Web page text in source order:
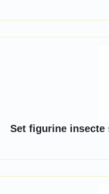
Set figurine insecte